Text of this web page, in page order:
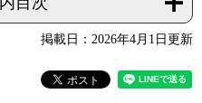
掲載日：2026年4月1日更新